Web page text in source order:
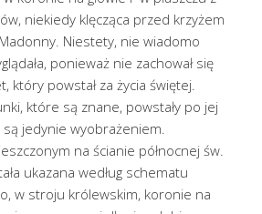
niekiedy klęcząca przed krzyżem
Niestety, nie wiadomo
ponieważ nie zachował się
który powstał za życia świętej.
które są znane, powstały po jej
są jedynie wyobrażeniem.
na ścianie północnej św.
ukazana według schematu
w stroju królewskim, koronie na